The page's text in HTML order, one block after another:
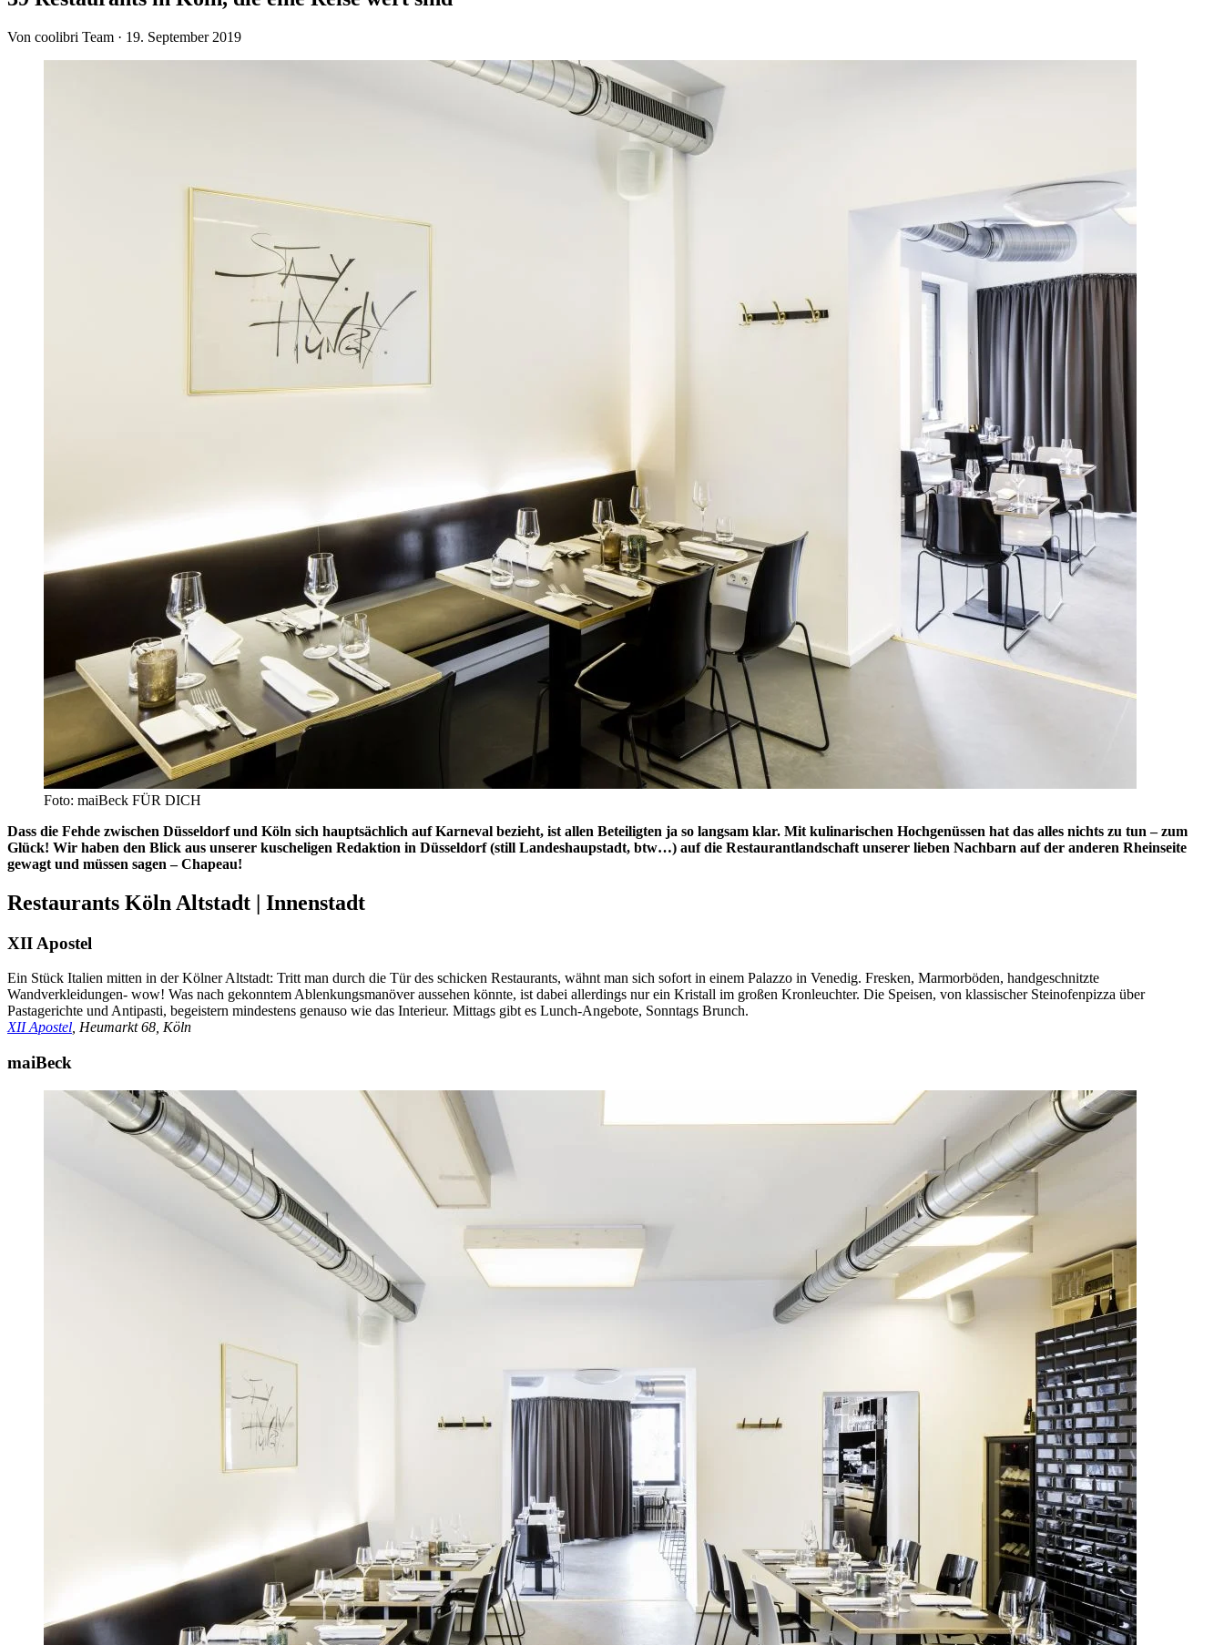
Von coolibri Team · 19. September 2019
Foto: maiBeck FÜR DICH
Dass die Fehde zwischen Düsseldorf und Köln sich hauptsächlich auf Karneval bezieht, ist allen Beteiligten ja so langsam klar. Mit kulinarischen Hochgenüssen hat das alles nichts zu tun – zum
Glück! Wir haben den Blick aus unserer kuscheligen Redaktion in Düsseldorf (still Landeshaupstadt, btw…) auf die Restaurantlandschaft unserer lieben Nachbarn auf der anderen Rheinseite
gewagt und müssen sagen – Chapeau!
Restaurants Köln Altstadt | Innenstadt
XII Apostel
Ein Stück Italien mitten in der Kölner Altstadt: Tritt man durch die Tür des schicken Restaurants, wähnt man sich sofort in einem Palazzo in Venedig. Fresken, Marmorböden, handgeschnitzte
Wandverkleidungen- wow! Was nach gekonntem Ablenkungsmanöver aussehen könnte, ist dabei allerdings nur ein Kristall im großen Kronleuchter. Die Speisen, von klassischer Steinofenpizza über
Pastagerichte und Antipasti, begeistern mindestens genauso wie das Interieur. Mittags gibt es Lunch-Angebote, Sonntags Brunch.
XII Apostel , Heumarkt 68, Köln
maiBeck